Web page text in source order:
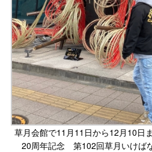
草月会館で11月11日から12月10日
20周年記念 第102回草月いけば